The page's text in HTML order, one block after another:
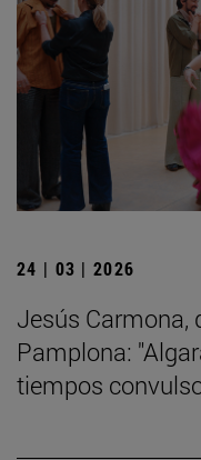
24 | 03 | 2026
Jesús Carmona,
Pamplona:
tiempos